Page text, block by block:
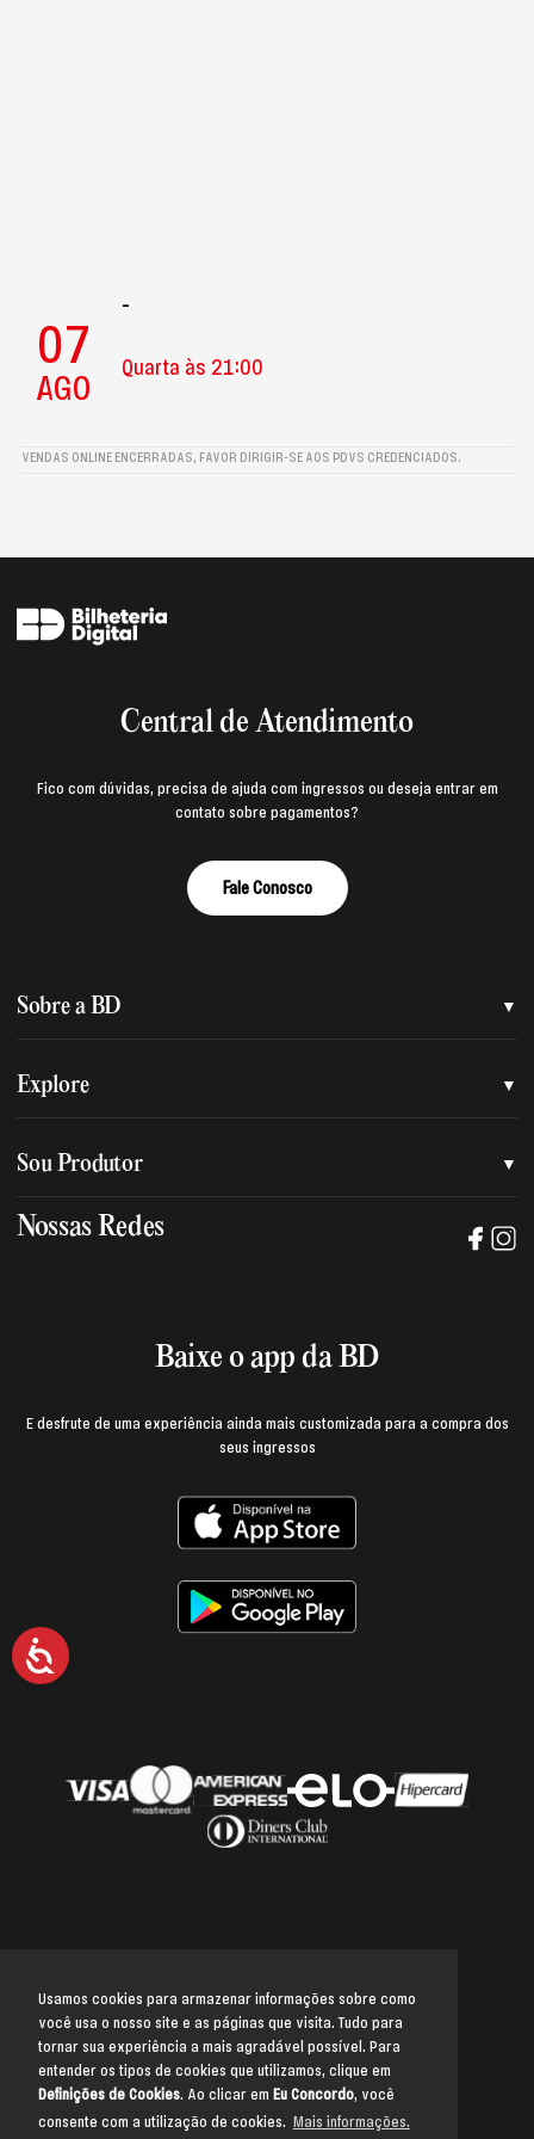
Usamos cookies para armazenar informações sobre como
você usa o nosso site e as páginas que visita. Tudo para
tornar sua experiência a mais agradável possível. Para
entender os tipos de cookies que utilizamos, clique em
Definições de Cookies. Ao clicar em Eu Concordo, você
consente com a utilização de cookies. Mais informações.
Acessibilidade
07
AGO
-
Quarta às 21:00
VENDAS ONLINE ENCERRADAS, FAVOR DIRIGIR-SE AOS PDVS CREDENCIADOS.
Central de Atendimento
Fico com dúvidas, precisa de ajuda com ingressos ou deseja entrar em
contato sobre pagamentos?
Fale Conosco
Sobre a BD
Quem somos
Política de privacidade
Explore
Assessoria de imprensa
Trabalhe na BD
Sou Produtor
Manual de mídia e da marca BD
Nossas Redes
Baixe o app da BD
E desfrute de uma experiência ainda mais customizada para a compra dos
seus ingressos
Voltar para o topo